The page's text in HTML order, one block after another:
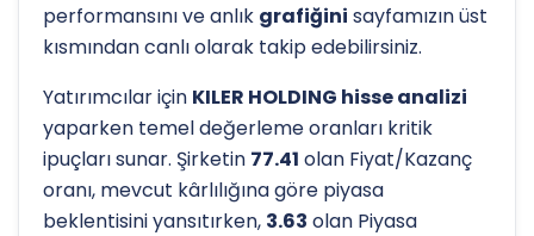
performansını ve anlık grafiğini sayfamızın üst
kısmından canlı olarak takip edebilirsiniz.
Yatırımcılar için KILER HOLDING hisse analizi
yaparken temel değerleme oranları kritik
ipuçları sunar. Şirketin 77.41 olan Fiyat/Kazanç
oranı, mevcut kârlılığına göre piyasa
beklentisini yansıtırken, 3.63 olan Piyasa